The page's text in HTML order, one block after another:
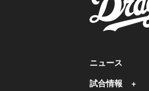
ニュース
試合情報